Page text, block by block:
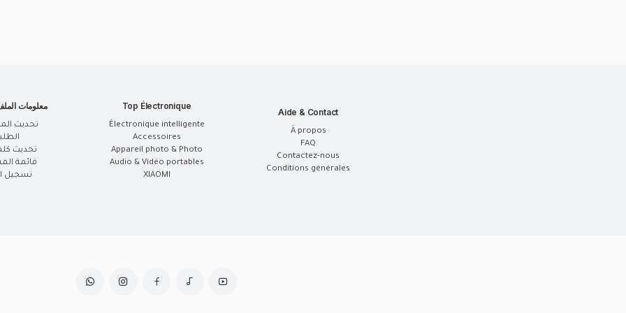
معلومات
تحديث
تحديث
قائمة
تسجيل
Top Électronique
Électronique intelligente
Accessoires
Appareil photo & Photo
Audio & Vidéo portables
XIAOMI
Aide & Contact
À propos
FAQ
Contactez-nous
Conditions générales